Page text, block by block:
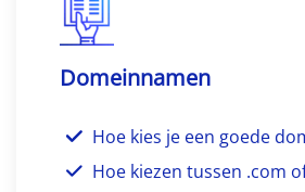
Domeinnamen
Hoe kies je een goede
Hoe kiezen tussen .com